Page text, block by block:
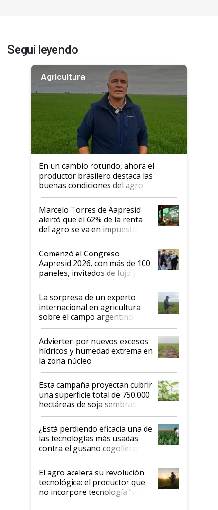
Seguí leyendo
Agricultura
En un cambio rotundo, ahora el
productor brasilero destaca las
buenas condiciones del agro
argentino para invertir: "Los veo
más motivados"
Marcelo Torres de Aapresid
alertó que el 62% de la renta
del agro se va en impuestos:
"No es bueno que en
Argentina se sigan discutiendo
las mismas cosas de hace 50
años"
Comenzó el Congreso
Aapresid 2026, con más de 100
paneles, invitados de lujo y
todas las tendencias
La sorpresa de un experto
internacional en agricultura
sobre el campo argentino:
"Estoy muy impresionado"
Advierten por nuevos excesos
hídricos y humedad extrema en
la zona núcleo
Esta campaña proyectan cubrir
una superficie total de 750.000
hectáreas de soja sembradas
con una nueva generación de
variedades que marcan un
salto tecnológico en genética y
rendimiento
¿Está perdiendo eficacia una de
las tecnologías más usadas
contra el gusano cogollero? El
desafío de una tecnología clave
El agro acelera su revolución
tecnológica: el productor que
no incorpore tecnología "va a
perder el tren"